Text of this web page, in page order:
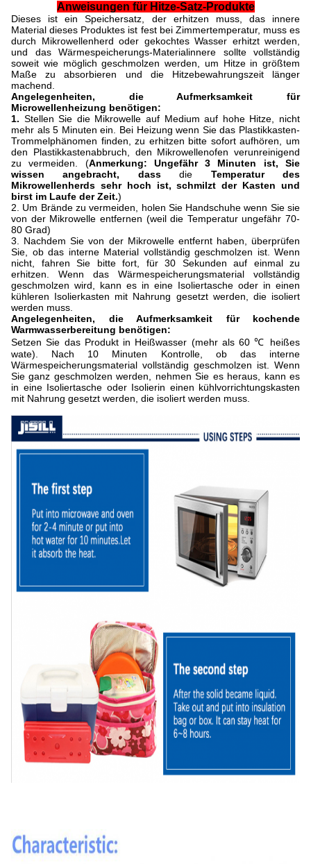
Anweisungen für Hitze-Satz-Produkte
Dieses ist ein Speichersatz, der erhitzen muss, das innere
Material dieses Produktes ist fest bei Zimmertemperatur, muss es
durch Mikrowellenherd oder gekochtes Wasser erhitzt werden,
und das Wärmespeicherungs-Materialinnere sollte vollständig
soweit wie möglich geschmolzen werden, um Hitze in größtem
Maße zu absorbieren und die Hitzebewahrungszeit länger
machend.
Angelegenheiten, die Aufmerksamkeit für
Microwellenheizung benötigen:
1. Stellen Sie die Mikrowelle auf Medium auf hohe Hitze, nicht
mehr als 5 Minuten ein. Bei Heizung wenn Sie das Plastikkasten-
Trommelphänomen finden, zu erhitzen bitte sofort aufhören, um
den Plastikkastenabbruch, den Mikrowellenofen verunreinigend
zu vermeiden. (Anmerkung: Ungefähr 3 Minuten ist, Sie
wissen angebracht, dassdie Temperatur des
Mikrowellenherds sehr hoch ist, schmilzt der Kasten und
birst im Laufe der Zeit.)
2. Um Brände zu vermeiden, holen Sie Handschuhe wenn Sie sie
von der Mikrowelle entfernen (weil die Temperatur ungefähr 70-
80 Grad)
3. Nachdem Sie von der Mikrowelle entfernt haben, überprüfen
Sie, ob das interne Material vollständig geschmolzen ist. Wenn
nicht, fahren Sie bitte fort, für 30 Sekunden auf einmal zu
erhitzen. Wenn das Wärmespeicherungsmaterial vollständig
geschmolzen wird, kann es in eine Isoliertasche oder in einen
kühleren Isolierkasten mit Nahrung gesetzt werden, die isoliert
werden muss.
Angelegenheiten, die Aufmerksamkeit für kochende
Warmwasserbereitung benötigen:
Setzen Sie das Produkt in Heißwasser (mehr als 60 ℃ heißes
wate). Nach 10 Minuten Kontrolle, ob das interne
Wärmespeicherungsmaterial vollständig geschmolzen ist. Wenn
Sie ganz geschmolzen werden, nehmen Sie es heraus, kann es
in eine Isoliertasche oder Isolierin einen kühlvorrichtungskasten
mit Nahrung gesetzt werden, die isoliert werden muss.